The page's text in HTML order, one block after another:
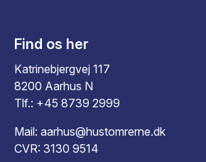
Find os her
Katrinebjergvej 117
8200 Aarhus N
Tlf.: +45 8739 2999
Mail: aarhus@hustomrerne.dk
CVR: 3130 9514